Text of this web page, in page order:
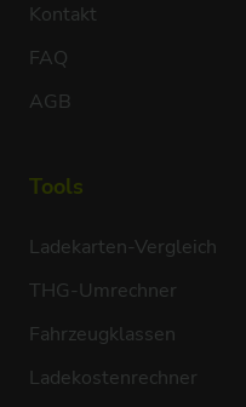
Kontakt
FAQ
AGB
Tools
Ladekarten-Vergleich
THG-Umrechner
Fahrzeugklassen
Ladekostenrechner